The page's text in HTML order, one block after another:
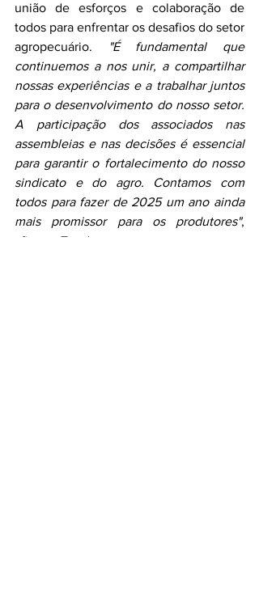
união de esforços e colaboração de
todos para enfrentar os desafios do setor
agropecuário.
"É fundamental que
continuemos a nos unir, a compartilhar
nossas experiências e a trabalhar juntos
para o desenvolvimento do nosso setor.
A participação dos associados nas
assembleias e nas decisões é essencial
para garantir o fortalecimento do nosso
sindicato e do agro. Contamos com
todos para fazer de 2025 um ano ainda
mais promissor para os produtores",
afirmou Teodora.